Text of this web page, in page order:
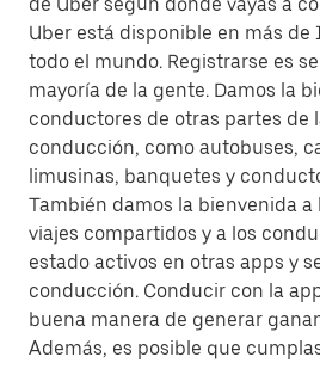
Uber está disponible en más de
todo el mundo. Registrarse es
mayoría de la gente. Damos la
conductores de otras partes de
conducción, como autobuses,
limusinas, banquetes y
También damos la bienvenida
viajes compartidos y a los
estado activos en otras apps y
conducción. Conducir con la
buena manera de generar
Además, es posible que